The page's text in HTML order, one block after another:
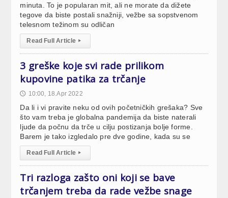
minuta. To je popularan mit, ali ne morate da dižete
tegove da biste postali snažniji, vežbe sa sopstvenom
telesnom težinom su odličan
Read Full Article ▸
3 greške koje svi rade prilikom
kupovine patika za trčanje
🕔 10:00, 18.Apr 2022
Da li i vi pravite neku od ovih početničkih grešaka? Sve
što vam treba je globalna pandemija da biste naterali
ljude da počnu da trče u cilju postizanja bolje forme.
Barem je tako izgledalo pre dve godine, kada su se
Read Full Article ▸
Tri razloga zašto oni koji se bave
trčanjem treba da rade vežbe snage